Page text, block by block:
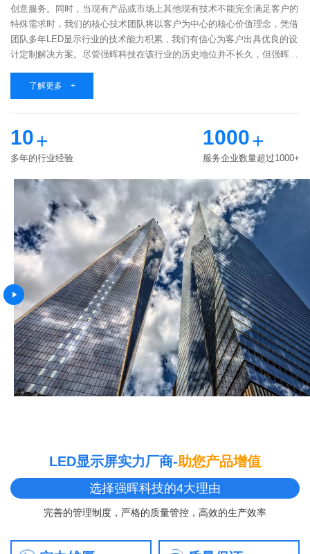
创意服务。同时，当现有产品或市场上其他现有技术不能完全满足客户的
特殊需求时，我们的核心技术团队将以客户为中心的核心价值理念，凭借
团队多年LED显示行业的技术能力积累，我们有信心为客户出具优良的设
计定制解决方案。尽管强晖科技在该行业的历史地位并不长久，但强晖科
同的价值观和...
了解更多 +
10+
多年的行业经验
1000+
服务企业数量超过1000+
LED显示屏实力厂商-助您产品增值
选择强晖科技的4大理由
完善的管理制度，严格的质量管控，高效的生产效率